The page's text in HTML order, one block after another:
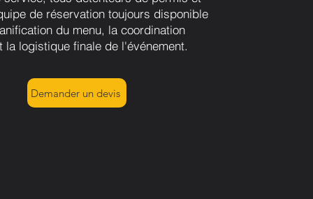
de réservation toujours disponible
du menu, la coordination
la logistique finale de l'événement.
Demander un devis